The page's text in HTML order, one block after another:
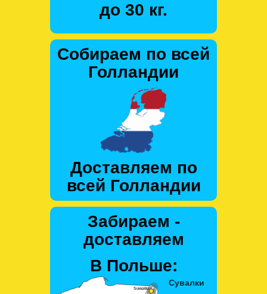
до 30 кг.
Собираем по всей
Голландии
Доставляем по
всей Голландии
Забираем -
доставляем
В Польше: